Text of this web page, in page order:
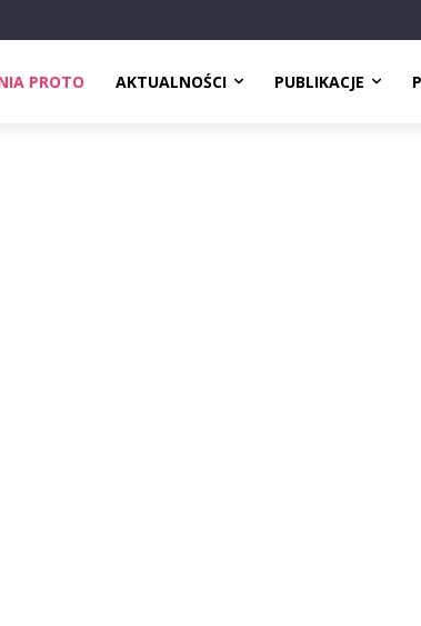
PROTO AKTUALNOŚCI PUBLIKACJE